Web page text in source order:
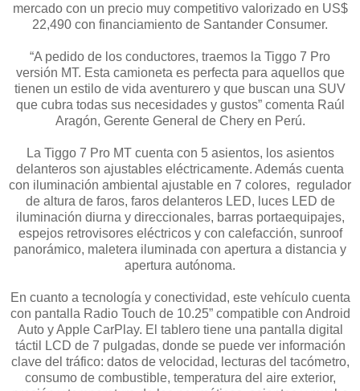
mercado con un precio muy competitivo valorizado en US$
22,490 con financiamiento de Santander Consumer.
“A pedido de los conductores, traemos la Tiggo 7 Pro
versión MT. Esta camioneta es perfecta para aquellos que
tienen un estilo de vida aventurero y que buscan una SUV
que cubra todas sus necesidades y gustos” comenta Raúl
Aragón, Gerente General de Chery en Perú.
La Tiggo 7 Pro MT cuenta con 5 asientos, los asientos
delanteros son ajustables eléctricamente. Además cuenta
con iluminación ambiental ajustable en 7 colores, regulador
de altura de faros, faros delanteros LED, luces LED de
iluminación diurna y direccionales, barras portaequipajes,
espejos retrovisores eléctricos y con calefacción, sunroof
panorámico, maletera iluminada con apertura a distancia y
apertura autónoma.
En cuanto a tecnología y conectividad, este vehículo cuenta
con pantalla Radio Touch de 10.25” compatible con Android
Auto y Apple CarPlay. El tablero tiene una pantalla digital
táctil LCD de 7 pulgadas, donde se puede ver información
clave del tráfico: datos de velocidad, lecturas del tacómetro,
consumo de combustible, temperatura del aire exterior,